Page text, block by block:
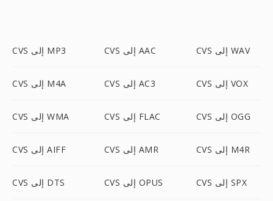
CVS إلى MP3 CVS إلى AAC CVS إلى WAV
CVS إلى M4A CVS إلى AC3 CVS إلى VOX
CVS إلى WMA CVS إلى FLAC CVS إلى OGG
CVS إلى AIFF CVS إلى AMR CVS إلى M4R
CVS إلى DTS CVS إلى OPUS CVS إلى SPX